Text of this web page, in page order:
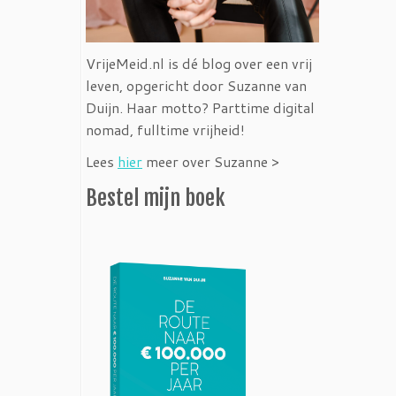
VrijeMeid.nl is dé blog over een vrij
leven, opgericht door Suzanne van
Duijn. Haar motto? Parttime digital
nomad, fulltime vrijheid!
Lees hier meer over Suzanne >
Bestel mijn boek